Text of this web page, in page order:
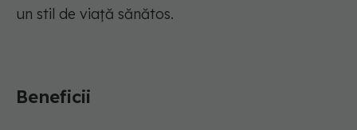
un stil de viață sănătos.
Beneficii